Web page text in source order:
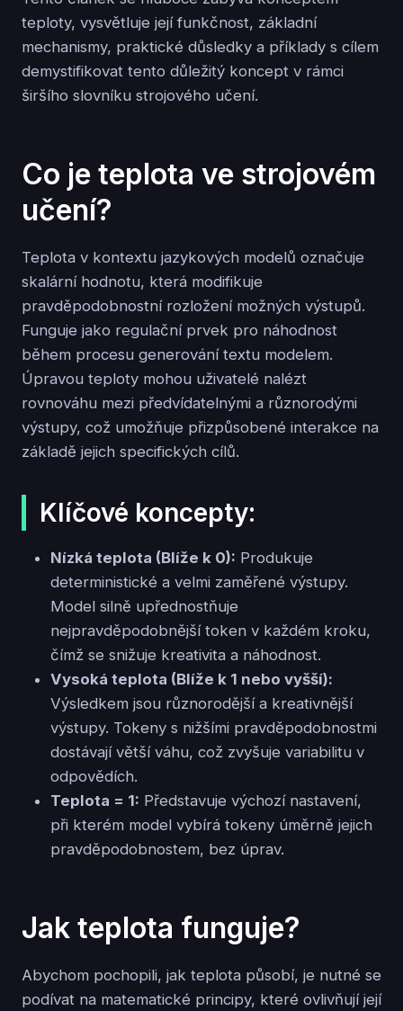
teploty, vysvětluje její funkčnost, základní
mechanismy, praktické důsledky a příklady s cílem
demystifikovat tento důležitý koncept v rámci
širšího slovníku strojového učení.
Co je teplota ve strojovém
učení?
Teplota v kontextu jazykových modelů označuje
skalární hodnotu, která modifikuje
pravděpodobnostní rozložení možných výstupů.
Funguje jako regulační prvek pro náhodnost
během procesu generování textu modelem.
Úpravou teploty mohou uživatelé nalézt
rovnováhu mezi předvídatelnými a různorodými
výstupy, což umožňuje přizpůsobené interakce na
základě jejich specifických cílů.
Klíčové koncepty:
Nízká teplota (Blíže k 0): Produkuje
deterministické a velmi zaměřené výstupy.
Model silně upřednostňuje
nejpravděpodobnější token v každém kroku,
čímž se snižuje kreativita a náhodnost.
Vysoká teplota (Blíže k 1 nebo vyšší):
Výsledkem jsou různorodější a kreativnější
výstupy. Tokeny s nižšími pravděpodobnostmi
dostávají větší váhu, což zvyšuje variabilitu v
odpovědích.
Teplota = 1: Představuje výchozí nastavení,
při kterém model vybírá tokeny úměrně jejich
pravděpodobnostem, bez úprav.
Jak teplota funguje?
Abychom pochopili, jak teplota působí, je nutné se
podívat na matematické principy, které ovlivňují její